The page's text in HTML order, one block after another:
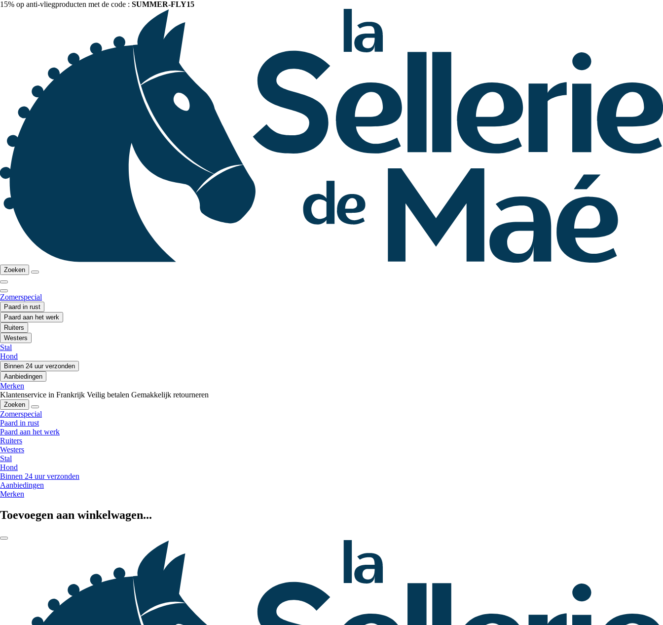
15% op anti-vliegproducten met de code : SUMMER-FLY15
Zoeken
Zomerspecial
Paard in rust
Paard aan het werk
Ruiters
Westers
Stal
Hond
Binnen 24 uur verzonden
Aanbiedingen
Merken
Klantenservice in Frankrijk Veilig betalen Gemakkelijk retourneren
Zoeken
Zomerspecial
Paard in rust
Paard aan het werk
Ruiters
Westers
Stal
Hond
Binnen 24 uur verzonden
Aanbiedingen
Merken
Toevoegen aan winkelwagen...